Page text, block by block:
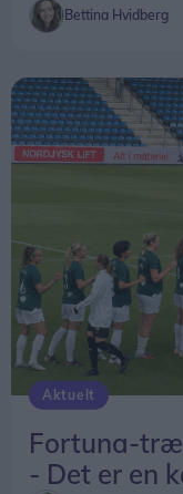
Bettina Hvidberg
Aktuelt
Fortuna-
- Det er en